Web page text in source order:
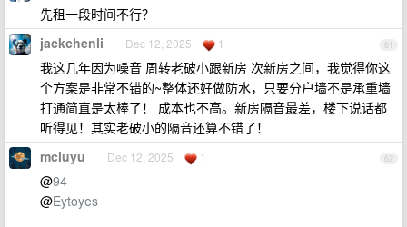
先租一段时间不行？
61
jackchenli Dec 12, 2025 1
我这几年因为噪音 周转老破小跟新房 次新房之间，我觉得你这
个方案是非常不错的~整体还好做防水，只要分户墙不是承重墙
打通简直是太棒了！ 成本也不高。新房隔音最差，楼下说话都
听得见！其实老破小的隔音还算不错了！
62
mcluyu Dec 12, 2025 1
@94
@Eytoyes